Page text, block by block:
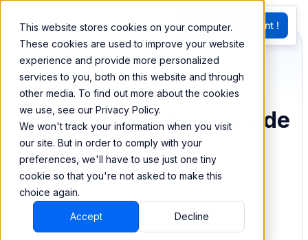
This website stores cookies on your computer.
These cookies are used to improve your website
experience and provide more personalized
services to you, both on this website and through
other media. To find out more about the cookies
we use, see our Privacy Policy.
We won't track your information when you visit
our site. But in order to comply with your
preferences, we'll have to use just one tiny
cookie so that you're not asked to make this
choice again.
Accept Decline
EN
G
Essayez Maintenant !
Synchronisez et
combinez les données de
Attio
BEEM vous permet de charger vos
données à partir deAttiodans un